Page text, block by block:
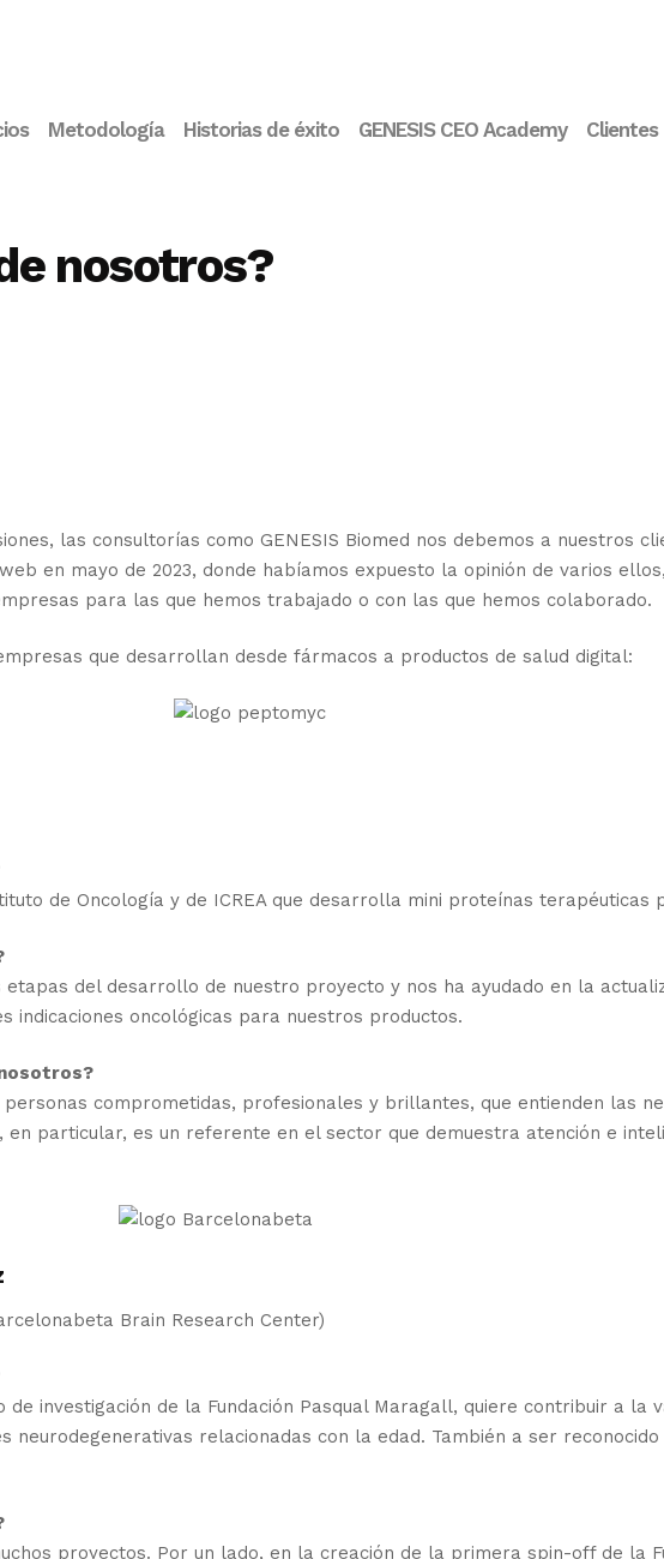
Metodología Historias de éxito GENESIS CEO Academy Clientes
nosotros?
las consultorías como GENESIS Biomed nos debemos a nuestros
en mayo de 2023, donde habíamos expuesto la opinión de varios
para las que hemos trabajado o con las que hemos colaborado.
que desarrollan desde fármacos a productos de salud digital:
de Oncología y de ICREA que desarrolla mini proteínas
etapas del desarrollo de nuestro proyecto y nos ha ayudado en la
indicaciones oncológicas para nuestros productos.
comprometidas, profesionales y brillantes, que entienden las
en particular, es un referente en el sector que demuestra atención e
Brain Research Center)
investigación de la Fundación Pasqual Maragall, quiere contribuir a la
relacionadas con la edad. También a ser
proyectos. Por un lado, en la creación de la primera spin-off de la